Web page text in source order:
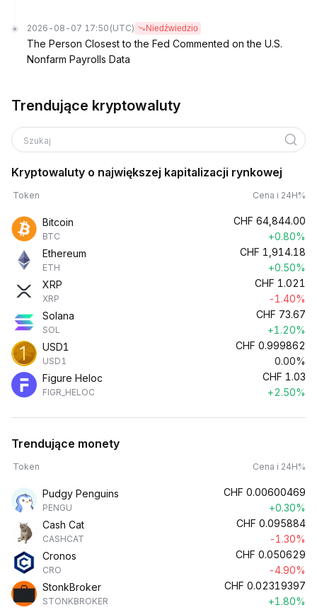
2026-08-07 17:50 (UTC) Niedźwiedzio
The Person Closest to the Fed Commented on the U.S.
Nonfarm Payrolls Data
Trendujące kryptowaluty
Szukaj
Kryptowaluty o największej kapitalizacji rynkowej
Token Cena i 24H%
Bitcoin
BTC
CHF 64,844.00
+0.80%
Ethereum
ETH
CHF 1,914.18
+0.50%
XRP
XRP
CHF 1.021
-1.40%
Solana
SOL
CHF 73.67
+1.20%
USD1
USD1
CHF 0.999862
0.00%
Figure Heloc
FIGR_HELOC
CHF 1.03
+2.50%
Trendujące monety
Token Cena i 24H%
Pudgy Penguins
PENGU
CHF 0.00600469
+0.30%
Cash Cat
CASHCAT
CHF 0.095884
-1.30%
Cronos
CRO
CHF 0.050629
-4.90%
StonkBroker
STONKBROKER
CHF 0.02319397
+1.80%